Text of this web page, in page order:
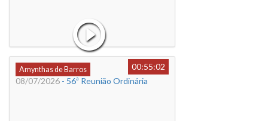
Amynthas de Barros
00:55:02
08/07/2026 - 56ª Reunião Ordinária